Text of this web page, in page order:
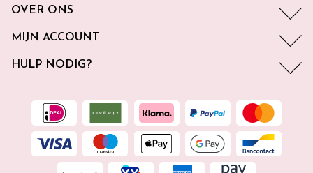
OVER ONS
MIJN ACCOUNT
HULP NODIG?